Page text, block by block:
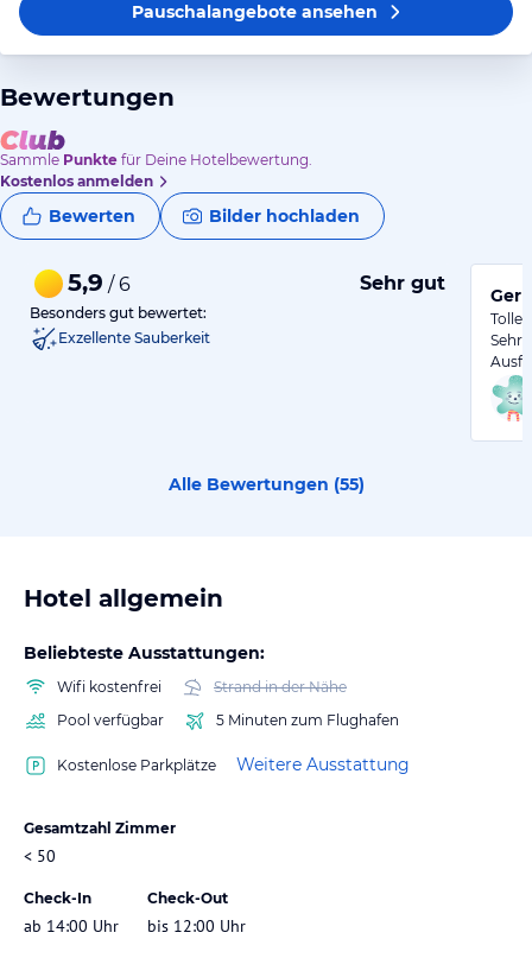
Pauschalangeboteansehen
Bewertungen
Sammle Punkte für Deine Hotelbewertung.
Kostenlos anmelden
Bewerten Bilder hochladen
5,9 / 6 Sehr gut
Besonders gut bewertet:
Exzellente Sauberkeit
Sehr
Alle Bewertungen (55)
Hotel allgemein
Beliebteste Ausstattungen:
Wifi kostenfrei
Strand in der Nähe
Pool verfügbar
5 Minuten zum Flughafen
Kostenlose Parkplätze Weitere Ausstattung
Gesamtzahl Zimmer
< 50
Check-In
ab 14:00 Uhr
Check-Out
bis 12:00 Uhr